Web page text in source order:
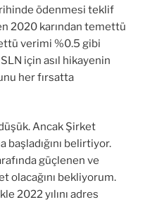
ödenmesi teklif
2020 karından temettü
verimi %0.5 gibi
için asıl hikayenin
her fırsatta
Ancak Şirket
başladığını belirtiyor.
güçlenen ve
olacağını bekliyorum.
2022 yılını adres